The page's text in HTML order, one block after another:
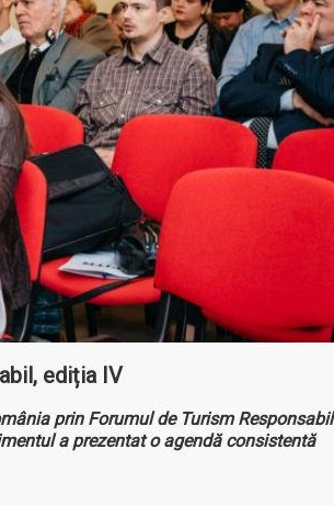
ediția IV
prin Forumul de Turism Responsabil
a prezentat o agendă consistentă